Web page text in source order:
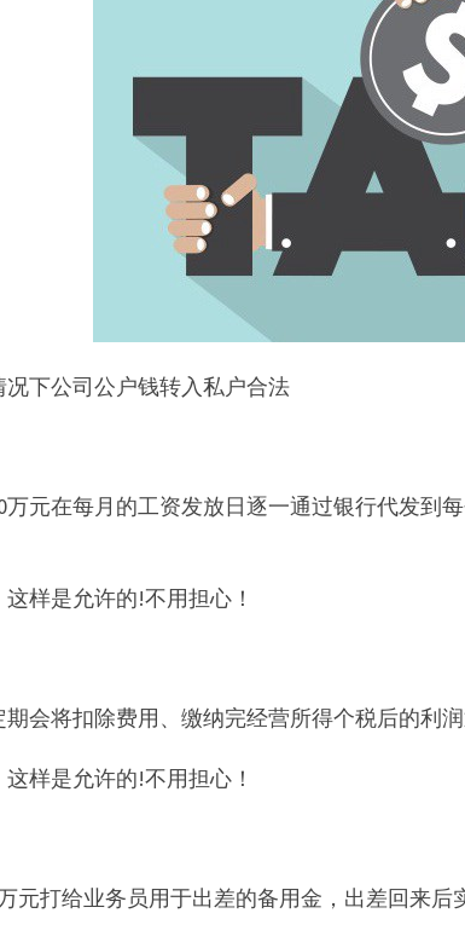
下公司公户钱转入私户合法
元在每月的工资发放日逐一通过银行代发到
样是允许的!不用担心！
会将扣除费用、缴纳完经营所得个税后的利
样是允许的!不用担心！
元打给业务员用于出差的备用金，出差回来后